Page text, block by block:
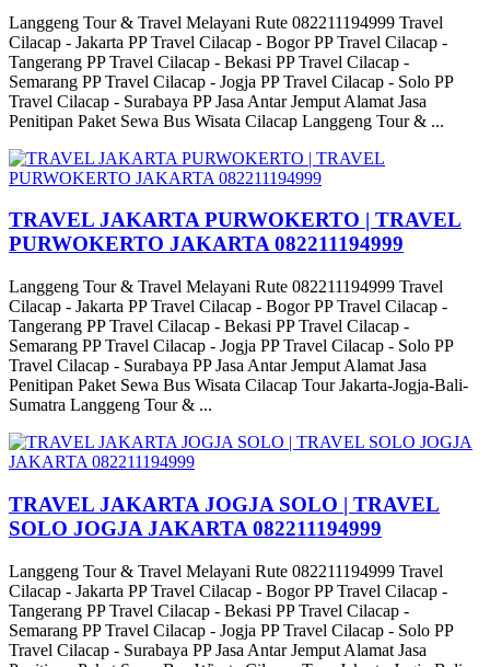
Langgeng Tour & Travel Melayani Rute 082211194999 Travel
Cilacap - Jakarta PP Travel Cilacap - Bogor PP Travel Cilacap -
Tangerang PP Travel Cilacap - Bekasi PP Travel Cilacap -
Semarang PP Travel Cilacap - Jogja PP Travel Cilacap - Solo PP
Travel Cilacap - Surabaya PP Jasa Antar Jemput Alamat Jasa
Penitipan Paket Sewa Bus Wisata Cilacap Langgeng Tour & ...
TRAVEL JAKARTA PURWOKERTO | TRAVEL
PURWOKERTO JAKARTA 082211194999
Langgeng Tour & Travel Melayani Rute 082211194999 Travel
Cilacap - Jakarta PP Travel Cilacap - Bogor PP Travel Cilacap -
Tangerang PP Travel Cilacap - Bekasi PP Travel Cilacap -
Semarang PP Travel Cilacap - Jogja PP Travel Cilacap - Solo PP
Travel Cilacap - Surabaya PP Jasa Antar Jemput Alamat Jasa
Penitipan Paket Sewa Bus Wisata Cilacap Tour Jakarta-Jogja-Bali-
Sumatra Langgeng Tour & ...
TRAVEL JAKARTA JOGJA SOLO | TRAVEL
SOLO JOGJA JAKARTA 082211194999
Langgeng Tour & Travel Melayani Rute 082211194999 Travel
Cilacap - Jakarta PP Travel Cilacap - Bogor PP Travel Cilacap -
Tangerang PP Travel Cilacap - Bekasi PP Travel Cilacap -
Semarang PP Travel Cilacap - Jogja PP Travel Cilacap - Solo PP
Travel Cilacap - Surabaya PP Jasa Antar Jemput Alamat Jasa